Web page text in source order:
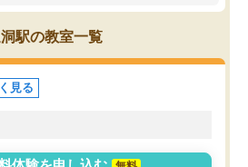
講師の方で決
した単語帳の
で出される形
出があり、あ
ち期待したものではなく
くなってきたようなので
駅の教室一覧
見る